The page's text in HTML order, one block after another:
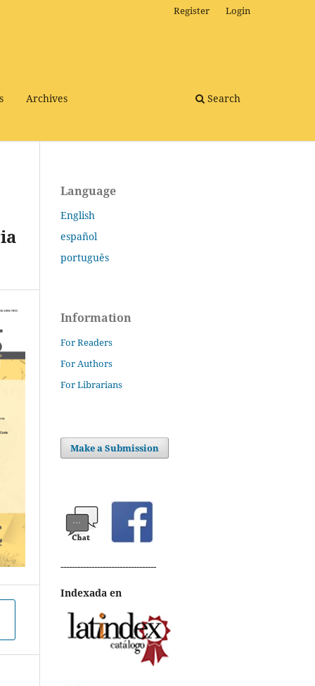
Archives Search
Register Login
Language
English
español
português
Information
For Readers
For Authors
For Librarians
Make a Submission
----------------------------------
Indexada en